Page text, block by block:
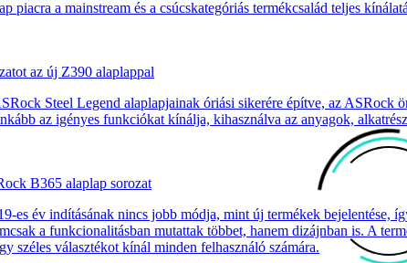
piacra a mainstream és a csúcskategóriás termékcsalád teljes
az új Z390 alaplappal
Steel Legend alaplapjainak óriási sikerére építve, az
az igényes funkciókat kínálja, kihasználva az anyagok,
B365 alaplap sorozat
es év indításának nincs jobb módja, mint új termékek
a funkcionalitásban mutattak többet, hanem dizájnban is. A
széles választékot kínál minden felhasználó számára.